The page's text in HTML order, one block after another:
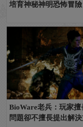
培育神秘神明恐怖冒險
BioWare老兵：玩家擅
問題卻不擅長提出解